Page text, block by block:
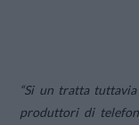
“Si un tratta
produttori di